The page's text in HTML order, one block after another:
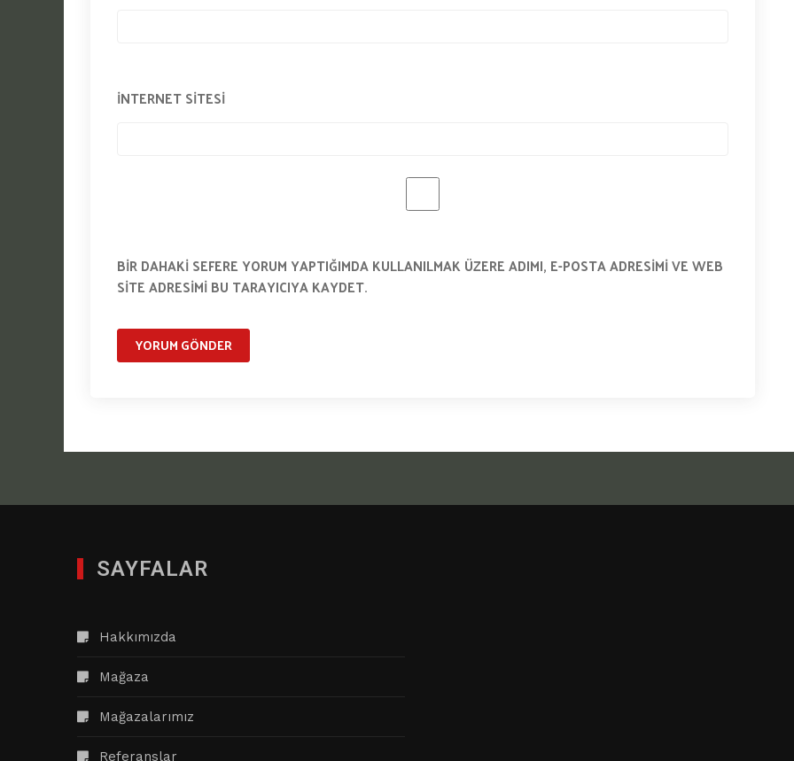
İNTERNET SITESI
BIR DAHAKI SEFERE YORUM YAPTIĞIMDA KULLANILMAK ÜZERE ADIMI, E-POSTA ADRESIMI VE WEB
SITE ADRESIMI BU TARAYICIYA KAYDET.
SAYFALAR
Hakkımızda
Mağaza
Mağazalarımız
Referanslar